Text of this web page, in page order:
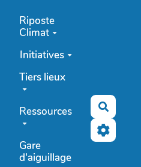
Riposte
Climat
Initiatives
Tiers lieux
Ressources
Gare
d'aiguillage